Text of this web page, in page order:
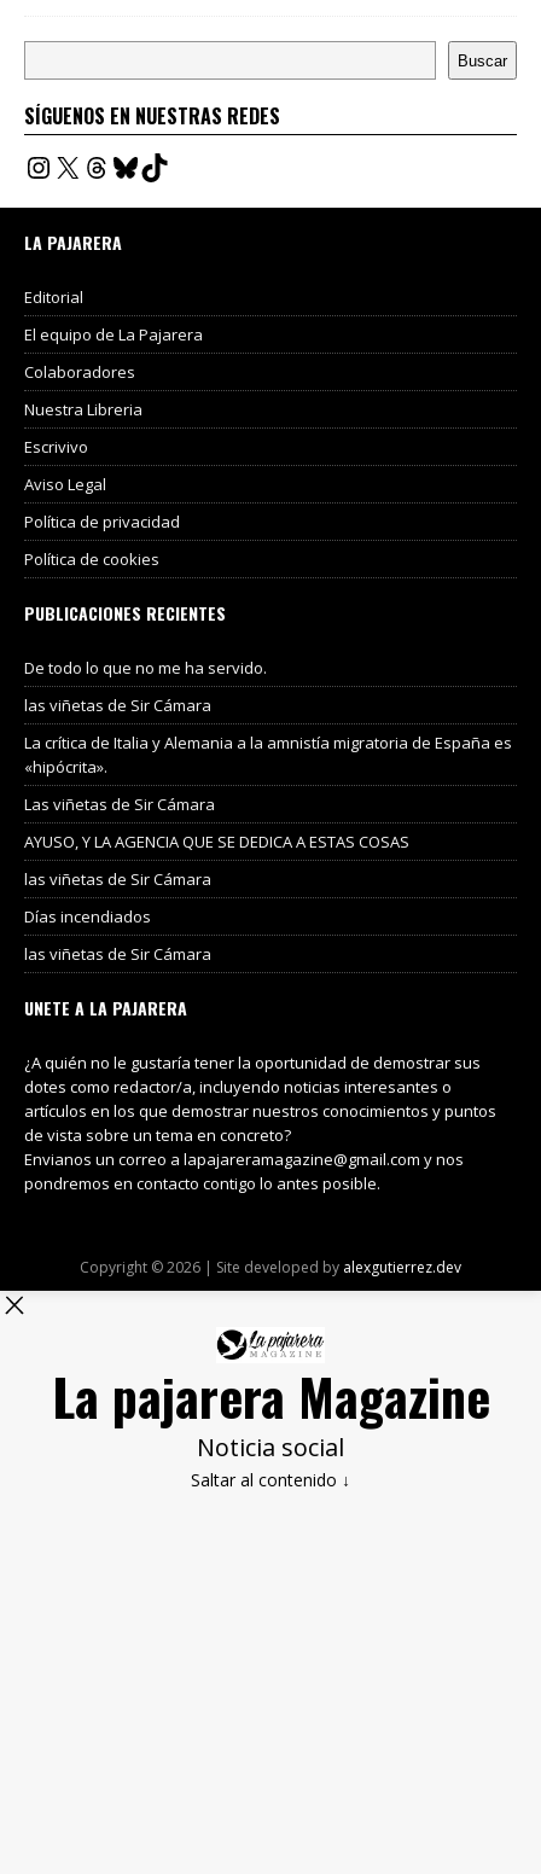
Buscar
SÍGUENOS EN NUESTRAS REDES
LA PAJARERA
Editorial
El equipo de La Pajarera
Colaboradores
Nuestra Libreria
Escrivivo
Aviso Legal
Política de privacidad
Política de cookies
PUBLICACIONES RECIENTES
De todo lo que no me ha servido.
las viñetas de Sir Cámara
La crítica de Italia y Alemania a la amnistía migratoria de España es
«hipócrita».
Las viñetas de Sir Cámara
AYUSO, Y LA AGENCIA QUE SE DEDICA A ESTAS COSAS
las viñetas de Sir Cámara
Días incendiados
las viñetas de Sir Cámara
UNETE A LA PAJARERA
¿A quién no le gustaría tener la oportunidad de demostrar sus
dotes como redactor/a, incluyendo noticias interesantes o
artículos en los que demostrar nuestros conocimientos y puntos
de vista sobre un tema en concreto?
Envianos un correo a lapajareramagazine@gmail.com y nos
pondremos en contacto contigo lo antes posible.
Copyright © 2026 | Site developed by alexgutierrez.dev
La pajarera Magazine
Noticia social
Saltar al contenido ↓